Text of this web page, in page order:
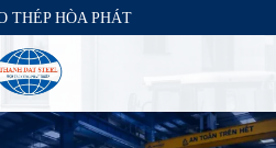
THÉP HÒA PHÁT